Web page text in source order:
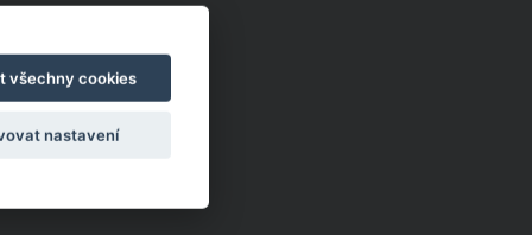
všechny cookies
nastavení